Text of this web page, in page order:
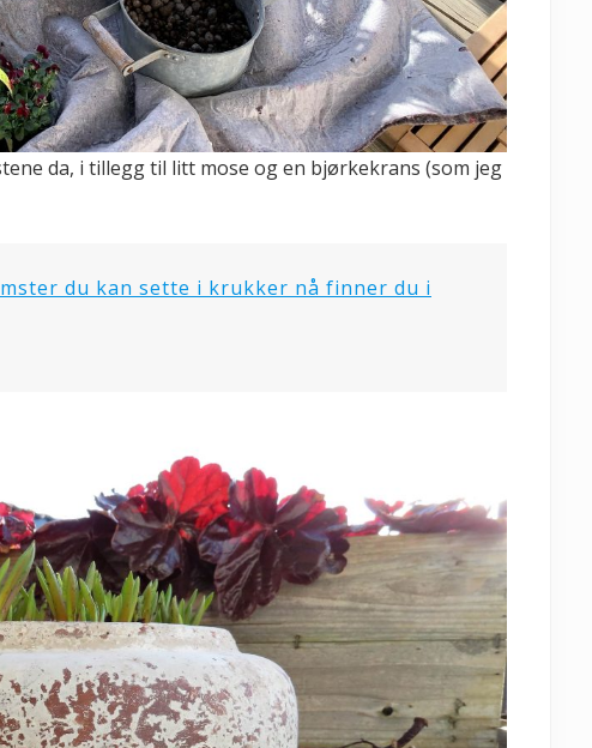
da, i tillegg til litt mose og en bjørkekrans (som jeg
du kan sette i krukker nå finner du i